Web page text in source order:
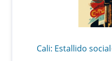
Cali: Estallido social